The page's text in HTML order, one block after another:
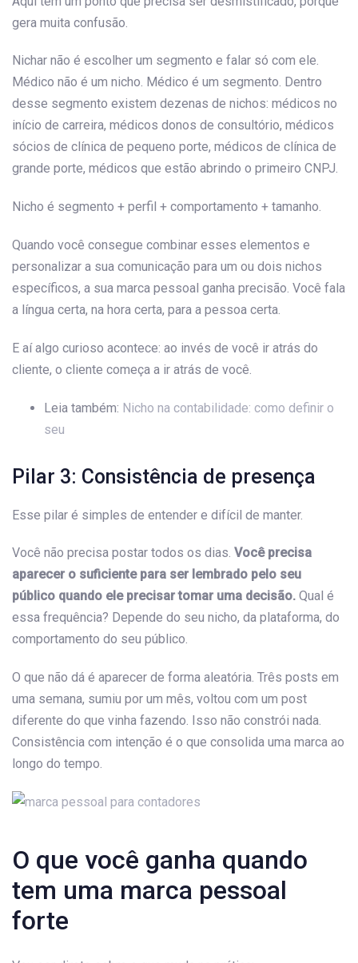
gera muita confusão.
Nichar não é escolher um segmento e falar só com ele.
Médico não é um nicho. Médico é um segmento. Dentro
desse segmento existem dezenas de nichos: médicos no
início de carreira, médicos donos de consultório, médicos
sócios de clínica de pequeno porte, médicos de clínica de
grande porte, médicos que estão abrindo o primeiro CNPJ.
Nicho é segmento + perfil + comportamento + tamanho.
Quando você consegue combinar esses elementos e
personalizar a sua comunicação para um ou dois nichos
específicos, a sua marca pessoal ganha precisão. Você fala
a língua certa, na hora certa, para a pessoa certa.
E aí algo curioso acontece: ao invés de você ir atrás do
cliente, o cliente começa a ir atrás de você.
Leia também: Nicho na contabilidade: como definir o
seu
Pilar 3: Consistência de presença
Esse pilar é simples de entender e difícil de manter.
Você não precisa postar todos os dias. Você precisa
aparecer o suficiente para ser lembrado pelo seu
público quando ele precisar tomar uma decisão. Qual é
essa frequência? Depende do seu nicho, da plataforma, do
comportamento do seu público.
O que não dá é aparecer de forma aleatória. Três posts em
uma semana, sumiu por um mês, voltou com um post
diferente do que vinha fazendo. Isso não constrói nada.
Consistência com intenção é o que consolida uma marca ao
longo do tempo.
O que você ganha quando
tem uma marca pessoal
forte